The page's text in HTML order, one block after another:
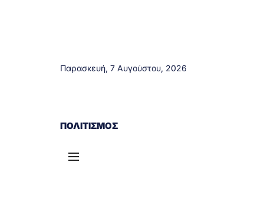
Παρασκευή, 7 Αυγούστου, 2026
ΠΟΛΙΤΙΣΜΌΣ